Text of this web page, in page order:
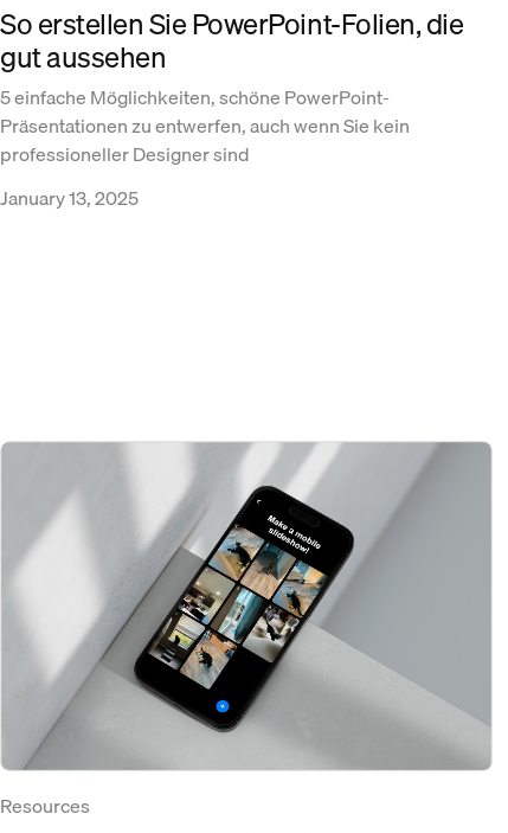
So erstellen Sie PowerPoint-Folien, die
gut aussehen
5 einfache Möglichkeiten, schöne PowerPoint-
Präsentationen zu entwerfen, auch wenn Sie kein
professioneller Designer sind
January 13, 2025
Resources